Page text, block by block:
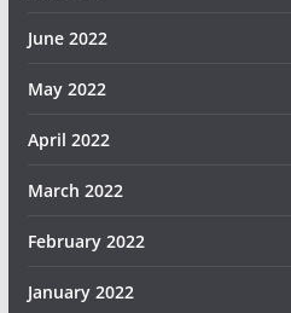
June 2022
May 2022
April 2022
March 2022
February 2022
January 2022